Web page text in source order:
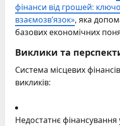
фінанси від грошей:
взаємозв’язок», яка
базових економічних
Виклики та
Система місцевих
викликів:
Недостатнє